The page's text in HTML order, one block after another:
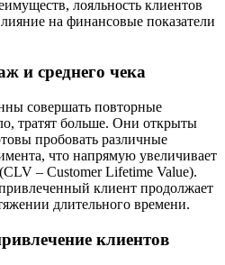
лояльность клиентов
на финансовые показатели
и среднего чека
совершать повторные
тратят больше. Они открыты
пробовать различные
что напрямую увеличивает
– Customer Lifetime Value).
клиент продолжает
длительного времени.
клиентов